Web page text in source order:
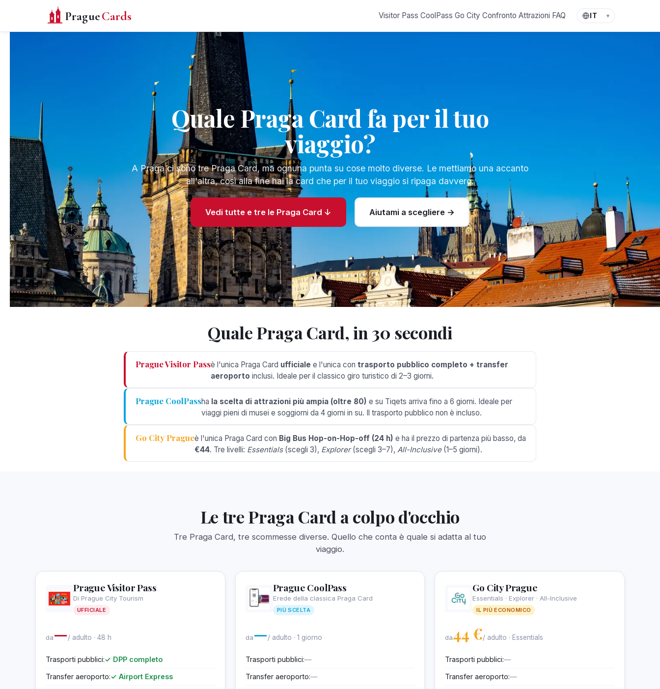
PragueCards Visitor Pass CoolPass Go City Confronto Attrazioni FAQ Lingua ▾
Quale Praga Card fa per il tuo
viaggio?
A Praga ci sono tre Praga Card, ma ognuna punta su cose molto diverse. Le mettiamo una accanto
all'altra, così alla fine hai la card che per il tuo viaggio si ripaga davvero.
Vedi tutte e tre le Praga Card ↓ Aiutami a scegliere →
Quale Praga Card, in 30 secondi
Prague Visitor Passè l'unica Praga Card ufficiale e l'unica con trasporto pubblico completo + transfer
aeroporto inclusi. Ideale per il classico giro turistico di 2–3 giorni.
Prague CoolPassha la scelta di attrazioni più ampia (oltre 80) e su Tiqets arriva fino a 6 giorni. Ideale per
viaggi pieni di musei e soggiorni da 4 giorni in su. Il trasporto pubblico non è incluso.
Go City Pragueè l'unica Praga Card con Big Bus Hop-on-Hop-off (24 h) e ha il prezzo di partenza più basso, da
€44. Tre livelli: Essentials(scegli 3), Explorer(scegli 3–7), All-Inclusive(1–5 giorni).
Le tre Praga Card a colpo d'occhio
Tre Praga Card, tre scommesse diverse. Quello che conta è quale si adatta al tuo
viaggio.
Prague Visitor Pass
Di Prague City Tourism
UFFICIALE
da—/ adulto · 48 h
Trasporti pubblici:✓ DPP completo
Transfer aeroporto:✓ Airport Express
Prague CoolPass
Erede della classica Praga Card
PIÙ SCELTA
da—/ adulto · 1 giorno
Trasporti pubblici:—
Transfer aeroporto:—
Go City Prague
Essentials · Explorer · All-Inclusive
IL PIÙ ECONOMICO
da44 €/ adulto · Essentials
Trasporti pubblici:—
Transfer aeroporto:—